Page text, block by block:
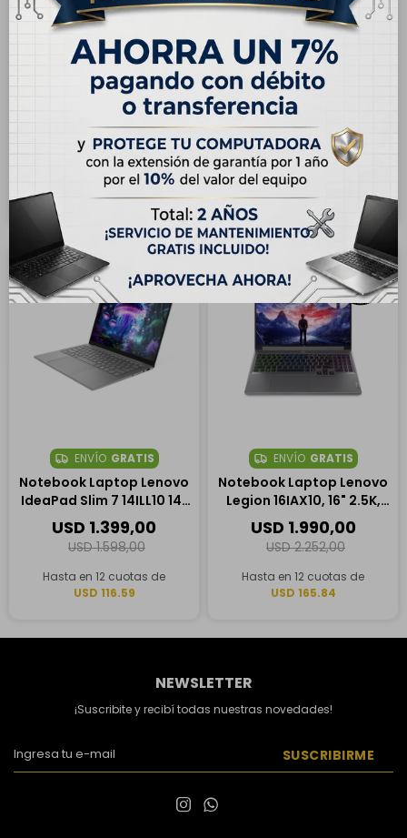
ENVÍO GRATIS
Laptop Dell Plus 16"
Táctil, Intel Core Ultra 7
258V, 32GB RAM, 1TB SSD
USD 1.149,00
Hasta en 12 cuotas de
USD 95.75
ENVÍO GRATIS
Notebook Laptop Lenovo
IdeaPad Slim 5i 16" Táctil,
Intel Core 7 240H, 16GB
RAM, 1TB SSD
USD985,00
USD 1.160,00
Hasta en 12 cuotas de
USD 82.09
ENVÍO GRATIS
Notebook Laptop Lenovo
IdeaPad Slim 7 14ILL10 14"
OLED Táctil, Intel Core
Ultra 7 258V, 32GB RAM,
1TB SSD
USD 1.399,00
USD 1.598,00
Hasta en 12 cuotas de
USD 116.59
ENVÍO GRATIS
Notebook Laptop Lenovo
Legion 16IAX10, 16" 2.5K,
Intel Core Ultra 9 275HX,
32GB RAM, 1TB SSD,
NVIDIA GeForce RTX 5060
8GB
USD 1.990,00
USD 2.252,00
Hasta en 12 cuotas de
USD 165.84
NEWSLETTER
¡Suscribite y recibí todas nuestras novedades!
SUSCRIBIRME
 